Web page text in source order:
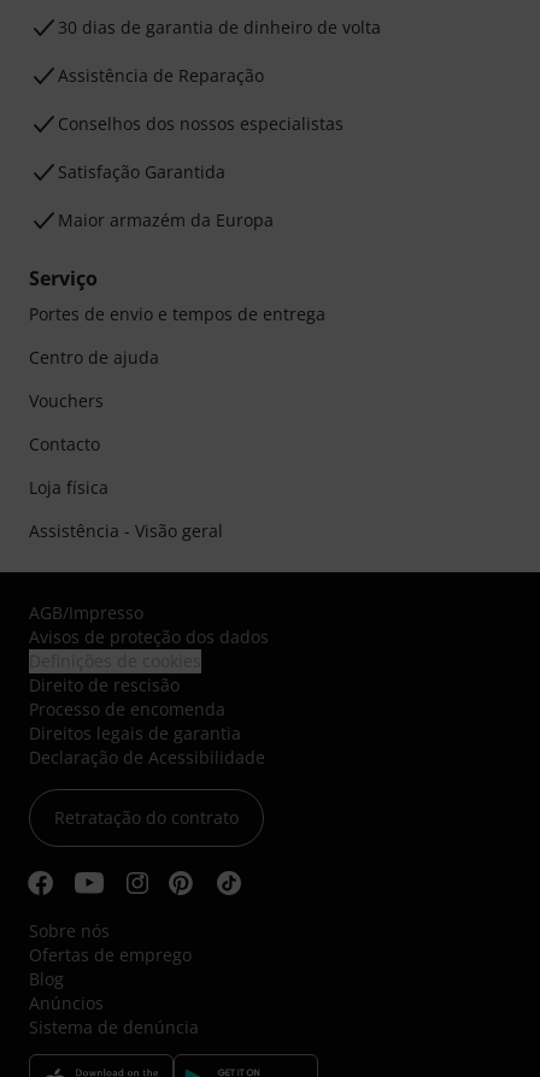
30 dias de garantia de dinheiro de volta
Assistência de Reparação
Conselhos dos nossos especialistas
Satisfação Garantida
Maior armazém da Europa
Serviço
Portes de envio e tempos de entrega
Centro de ajuda
Vouchers
Contacto
Loja física
Assistência - Visão geral
AGB/Impresso
Avisos de proteção dos dados
Direito de rescisão
Processo de encomenda
Direitos legais de garantia
Declaração de Acessibilidade
Retratação do contrato
Sobre nós
Ofertas de emprego
Blog
Anúncios
Sistema de denúncia